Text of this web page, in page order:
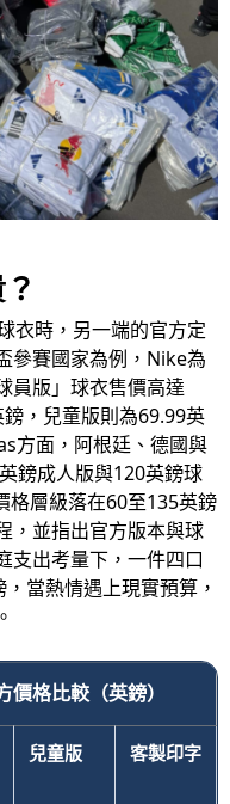
衣時，另一端的官方定
參賽國家為例，Nike為
員版」球衣售價高達
，兒童版則為69.99英
方面，阿根廷、德國與
鎊成人版與120英鎊球
格層級落在60至135英鎊
，並指出官方版本與球
支出考量下，一件四口
當熱情遇上現實預算，
價格比較（英鎊）
兒童版 客製印字